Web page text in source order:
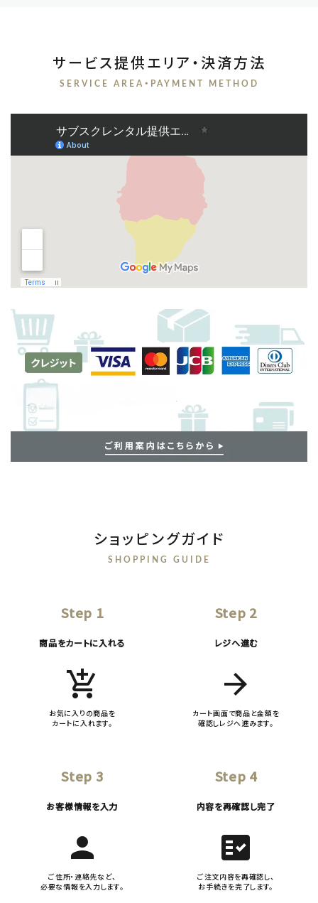
サービス提供エリア・決済方法
SERVICE AREA・PAYMENT METHOD
ショッピングガイド
SHOPPING GUIDE
Step 1
商品をカートに入れる
add_shopping_cart
お気に入りの商品を
カートに入れます。
Step 2
レジへ進む
arrow_forward
カート画面で商品と金額を
確認しレジへ進みます。
Step 3
お客様情報を入力
person
ご住所・連絡先など、
必要な情報を入力します。
Step 4
内容を再確認し完了
fact_check
ご注文内容を再確認し、
お手続きを完了します。